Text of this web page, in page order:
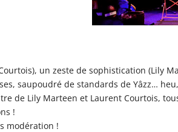
un zeste de sophistication (Lily
saupoudré de standards de Yâzz…
de Lily Marteen et Laurent Courtois,
!
modération !